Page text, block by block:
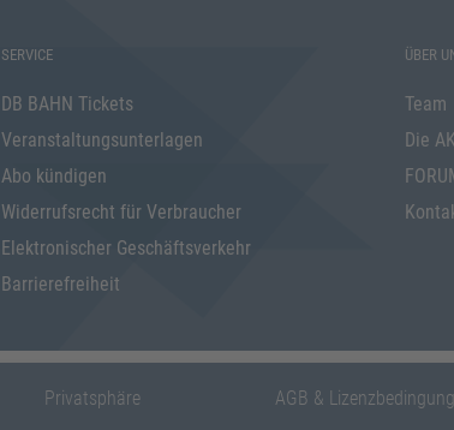
SERVICE
DB BAHN Tickets
Veranstaltungsunterlagen
Abo kündigen
Widerrufsrecht für Verbraucher
Elektronischer Geschäftsverkehr
Barrierefreiheit
ÜBER
Team
Die
Privatsphäre AGB &